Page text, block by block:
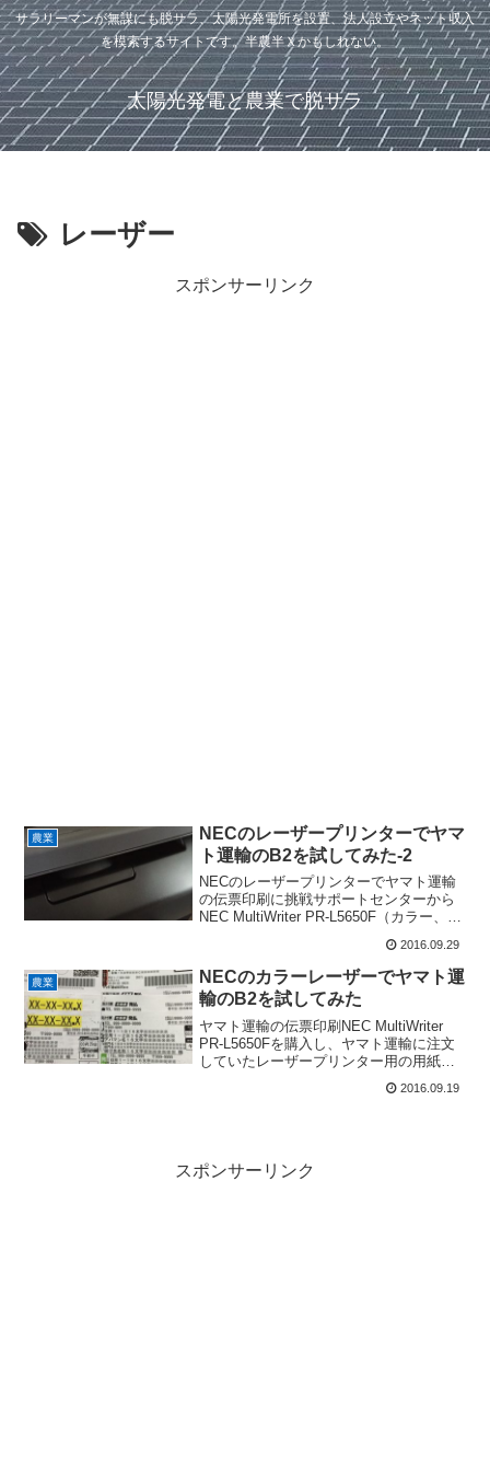
サラリーマンが無謀にも脱サラ、太陽光発電所を設置、法人設立やネット収入
を模索するサイトです。半農半Ｘかもしれない。
太陽光発電と農業で脱サラ
レーザー
スポンサーリンク
農業
NECのレーザープリンターでヤマ
ト運輸のB2を試してみた-2
NECのレーザープリンターでヤマト運輸
の伝票印刷に挑戦サポートセンターから
NEC MultiWriter PR-L5650F（カラー、ス
その翌日にヤマト運輸のB2のテスト印刷
を行った。LANケーブルをつ...
2016.09.29
農業
NECのカラーレーザーでヤマト運
輸のB2を試してみた
ヤマト運輸の伝票印刷NEC MultiWriter
PR-L5650Fを購入し、ヤマト運輸に注文
していたレーザープリンター用の用紙も
外に・・？？まったく駄目でした。初期
2016.09.19
スポンサーリンク